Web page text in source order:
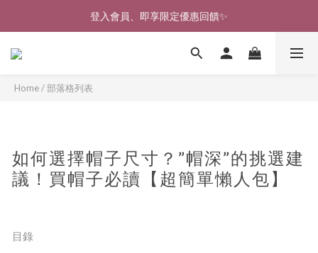
🎉新北淡水實體門市🤗歡迎蒞臨試穿🎉
登入會員、即享限定優惠回饋✨
🎉新北淡水實體門市🤗歡迎蒞臨試穿🎉
Home/部落格列表
如何選擇帽子尺寸？”帽深”的挑選建
議！買帽子必讀【超簡單懶人包】
目錄